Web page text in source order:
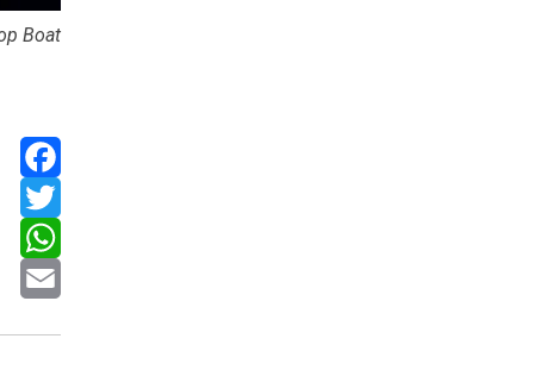
Boat
Facebook
Twitter
WhatsApp